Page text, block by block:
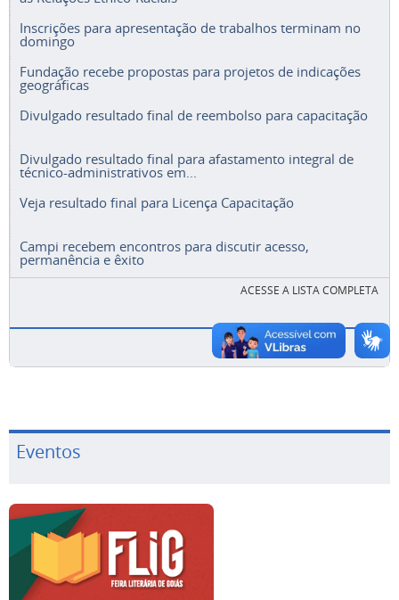
Inscrições para apresentação de trabalhos terminam no
domingo
Fundação recebe propostas para projetos de indicações
geográficas
Divulgado resultado final de reembolso para capacitação
Divulgado resultado final para afastamento integral de
técnico-administrativos em...
Veja resultado final para Licença Capacitação
Campi recebem encontros para discutir acesso,
permanência e êxito
ACESSE A LISTA COMPLETA
Eventos